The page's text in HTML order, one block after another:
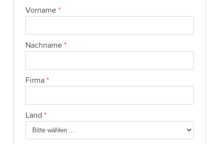
Vorname *
Nachname *
Firma *
Land *